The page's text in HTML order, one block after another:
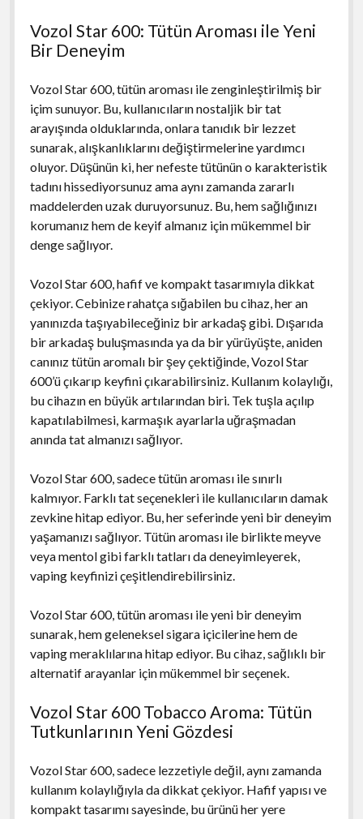
Vozol Star 600: Tütün Aroması ile Yeni
Bir Deneyim
Vozol Star 600, tütün aroması ile zenginleştirilmiş bir
içim sunuyor. Bu, kullanıcıların nostaljik bir tat
arayışında olduklarında, onlara tanıdık bir lezzet
sunarak, alışkanlıklarını değiştirmelerine yardımcı
oluyor. Düşünün ki, her nefeste tütünün o karakteristik
tadını hissediyorsunuz ama aynı zamanda zararlı
maddelerden uzak duruyorsunuz. Bu, hem sağlığınızı
korumanız hem de keyif almanız için mükemmel bir
denge sağlıyor.
Vozol Star 600, hafif ve kompakt tasarımıyla dikkat
çekiyor. Cebinize rahatça sığabilen bu cihaz, her an
yanınızda taşıyabileceğiniz bir arkadaş gibi. Dışarıda
bir arkadaş buluşmasında ya da bir yürüyüşte, aniden
canınız tütün aromalı bir şey çektiğinde, Vozol Star
600’ü çıkarıp keyfini çıkarabilirsiniz. Kullanım kolaylığı,
bu cihazın en büyük artılarından biri. Tek tuşla açılıp
kapatılabilmesi, karmaşık ayarlarla uğraşmadan
anında tat almanızı sağlıyor.
Vozol Star 600, sadece tütün aroması ile sınırlı
kalmıyor. Farklı tat seçenekleri ile kullanıcıların damak
zevkine hitap ediyor. Bu, her seferinde yeni bir deneyim
yaşamanızı sağlıyor. Tütün aroması ile birlikte meyve
veya mentol gibi farklı tatları da deneyimleyerek,
vaping keyfinizi çeşitlendirebilirsiniz.
Vozol Star 600, tütün aroması ile yeni bir deneyim
sunarak, hem geleneksel sigara içicilerine hem de
vaping meraklılarına hitap ediyor. Bu cihaz, sağlıklı bir
alternatif arayanlar için mükemmel bir seçenek.
Vozol Star 600 Tobacco Aroma: Tütün
Tutkunlarının Yeni Gözdesi
Vozol Star 600, sadece lezzetiyle değil, aynı zamanda
kullanım kolaylığıyla da dikkat çekiyor. Hafif yapısı ve
kompakt tasarımı sayesinde, bu ürünü her yere